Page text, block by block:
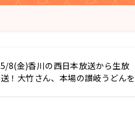
5/8(金)香川の西日本放送から生放
送！大竹さん、本場の讃岐うどんを